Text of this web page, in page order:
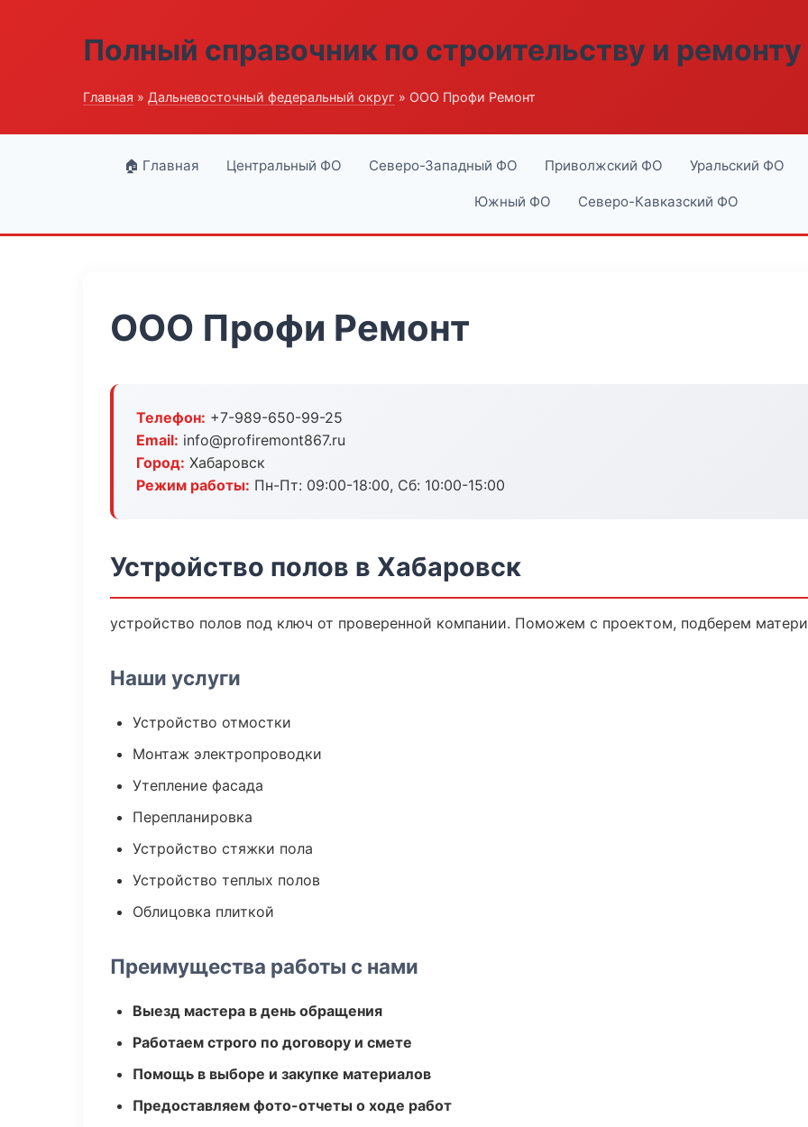
Полный справочник по строительству и ремонту
Главная » Дальневосточный федеральный округ » ООО Профи Ремонт
🏠 Главная Центральный ФО Северо-Западный ФО Приволжский ФО Уральский ФО
Южный ФО Северо-Кавказский ФО
ООО Профи Ремонт
Телефон: +7-989-650-99-25
Email: info@profiremont867.ru
Город: Хабаровск
Режим работы: Пн-Пт: 09:00-18:00, Сб: 10:00-15:00
Устройство полов в Хабаровск
устройство полов под ключ от проверенной компании. Поможем с проектом, подберем
Наши услуги
Устройство отмостки
Монтаж электропроводки
Утепление фасада
Перепланировка
Устройство стяжки пола
Устройство теплых полов
Облицовка плиткой
Преимущества работы с нами
Выезд мастера в день обращения
Работаем строго по договору и смете
Помощь в выборе и закупке материалов
Предоставляем фото-отчеты о ходе работ